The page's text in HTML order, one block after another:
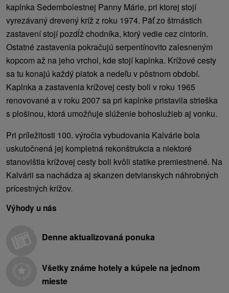
kaplnka Sedembolestnej Panny Márie, pri ktorej stojí
vyrezávaný drevený kríž z roku 1974. Päť zo štrnástich
zastavení stojí pozdĺž chodníka, ktorý vedie cez cintorín.
Ostatné zastavenia pokračujú serpentínovito zalesneným
kopcom až na jeho vrchol, kde stojí kaplnka. Krížové cesty
sa tu konajú každý piatok a nedeľu v pôstnom období.
Kaplnka a zastavenia krížovej cesty boli v roku 1965
renovované a v roku 2007 sa pri kaplnke pristavila strieška
s plošinou, ktorá umožňuje slúženie bohoslužieb aj vonku.
Pri príležitosti 100. výročia vybudovania Kalvárie bola
uskutočnená jej kompletná rekonštrukcia a niektoré
stanovištia krížovej cesty boli kvôli statike premiestnené. Na
Kalvárii sa nachádza aj skanzen detvianskych náhrobných
prícestných krížov.
Výhody u nás
Denne aktualizovaná ponuka
Všetky známe hotely a kúpele na jednom
mieste